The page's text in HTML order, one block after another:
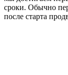
сроки. Обычно
после старта